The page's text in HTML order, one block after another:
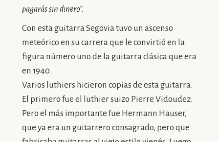
pagarás sin dinero”.
Con esta guitarra Segovia tuvo un ascenso
meteórico en su carrera que le convirtió en la
figura número uno de la guitarra clásica que era
en 1940.
Varios luthiers hicieron copias de esta guitarra.
El primero fue el luthier suizo Pierre Vidoudez.
Pero el más importante fue Hermann Hauser,
que ya era un guitarrero consagrado, pero que